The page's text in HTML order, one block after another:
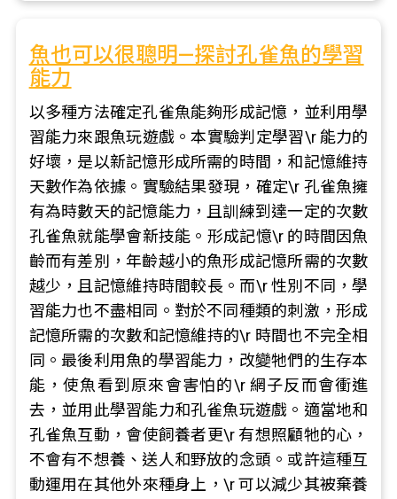
魚也可以很聰明—探討孔雀魚的學習
能力
以多種方法確定孔雀魚能夠形成記憶，並利用學
習能力來跟魚玩遊戲。本實驗判定學習\r 能力的
好壞，是以新記憶形成所需的時間，和記憶維持
天數作為依據。實驗結果發現，確定\r 孔雀魚擁
有為時數天的記憶能力，且訓練到達一定的次數
孔雀魚就能學會新技能。形成記憶\r 的時間因魚
齡而有差別，年齡越小的魚形成記憶所需的次數
越少，且記憶維持時間較長。而\r 性別不同，學
習能力也不盡相同。對於不同種類的刺激，形成
記憶所需的次數和記憶維持的\r 時間也不完全相
同。最後利用魚的學習能力，改變牠們的生存本
能，使魚看到原來會害怕的\r 網子反而會衝進
去，並用此學習能力和孔雀魚玩遊戲。適當地和
孔雀魚互動，會使飼養者更\r 有想照顧牠的心，
不會有不想養、送人和野放的念頭。或許這種互
動運用在其他外來種身上，\r 可以減少其被棄養